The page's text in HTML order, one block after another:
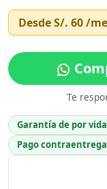
DesdeS/. 60/
Te
Garantía de por vida
Pago contraentrega